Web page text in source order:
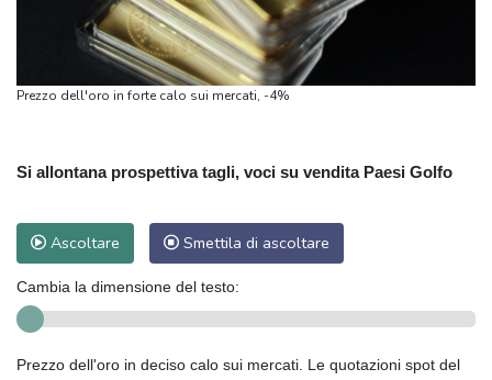
Prezzo dell'oro in forte calo sui mercati, -4%
Si allontana prospettiva tagli, voci su vendita Paesi Golfo
Ascoltare Smettila di ascoltare
Cambia la dimensione del testo:
Prezzo dell'oro in deciso calo sui mercati. Le quotazioni spot del